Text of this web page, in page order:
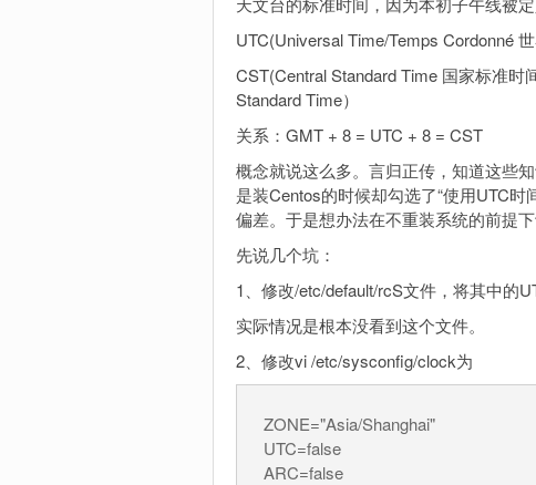
UTC(Universal Time/Temps Cordonné
CST(Central Standard Time 国家标准
Standard Time）
关系：GMT + 8 = UTC + 8 = CST
概念就说这么多。言归正传，知道这些
是装Centos的时候却勾选了“使用UTC
偏差。于是想办法在不重装系统的前提下
先说几个坑：
1、修改/etc/default/rcS文件，将其中的
实际情况是根本没看到这个文件。
2、修改vi /etc/sysconfig/clock为
ZONE="Asia/Shanghai"
UTC=false
ARC=false